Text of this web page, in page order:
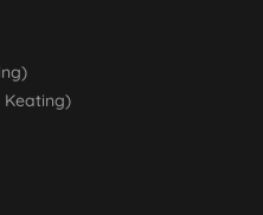
Keating)